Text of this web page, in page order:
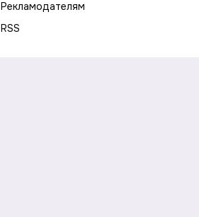
Рекламодателям
RSS